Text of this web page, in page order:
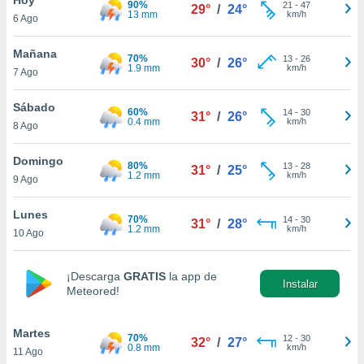
en
más
nuestra
de
aceptar
de
6 Ago
90%
13 mm
29° / 24° 21 - 47
km/h
Mañana
7 Ago
70%
1.9 mm
30° / 26° 13- 26
km/h
Sábado
8 Ago
60%
0.4 mm
31° / 26° 14- 30
km/h
Domingo
9 Ago
80%
1.2 mm
31° / 25° 13- 28
km/h
Lunes
10 Ago
70%
1.2 mm
31° / 28° 14- 30
km/h
¡Descarga GRATIS la app de
Meteored!
Instalar
Martes
11 Ago
70%
0.8 mm
32° / 27° 12- 30
km/h